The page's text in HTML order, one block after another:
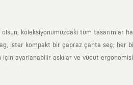
koleksiyonumuzdaki tüm tasarımlar
ister kompakt bir çapraz çanta seç; her
ayarlanabilir askılar ve vücut